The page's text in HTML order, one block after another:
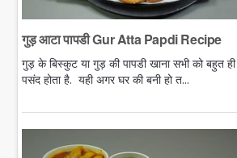
गुड़ आटा पापडी Gur Atta Papdi Recipe
गुड़ के बिस्कुट या गुड़ की पापडी खाना सभी को बहुत ही
पसंद होता है. यही अगर घर की बनी हो त...